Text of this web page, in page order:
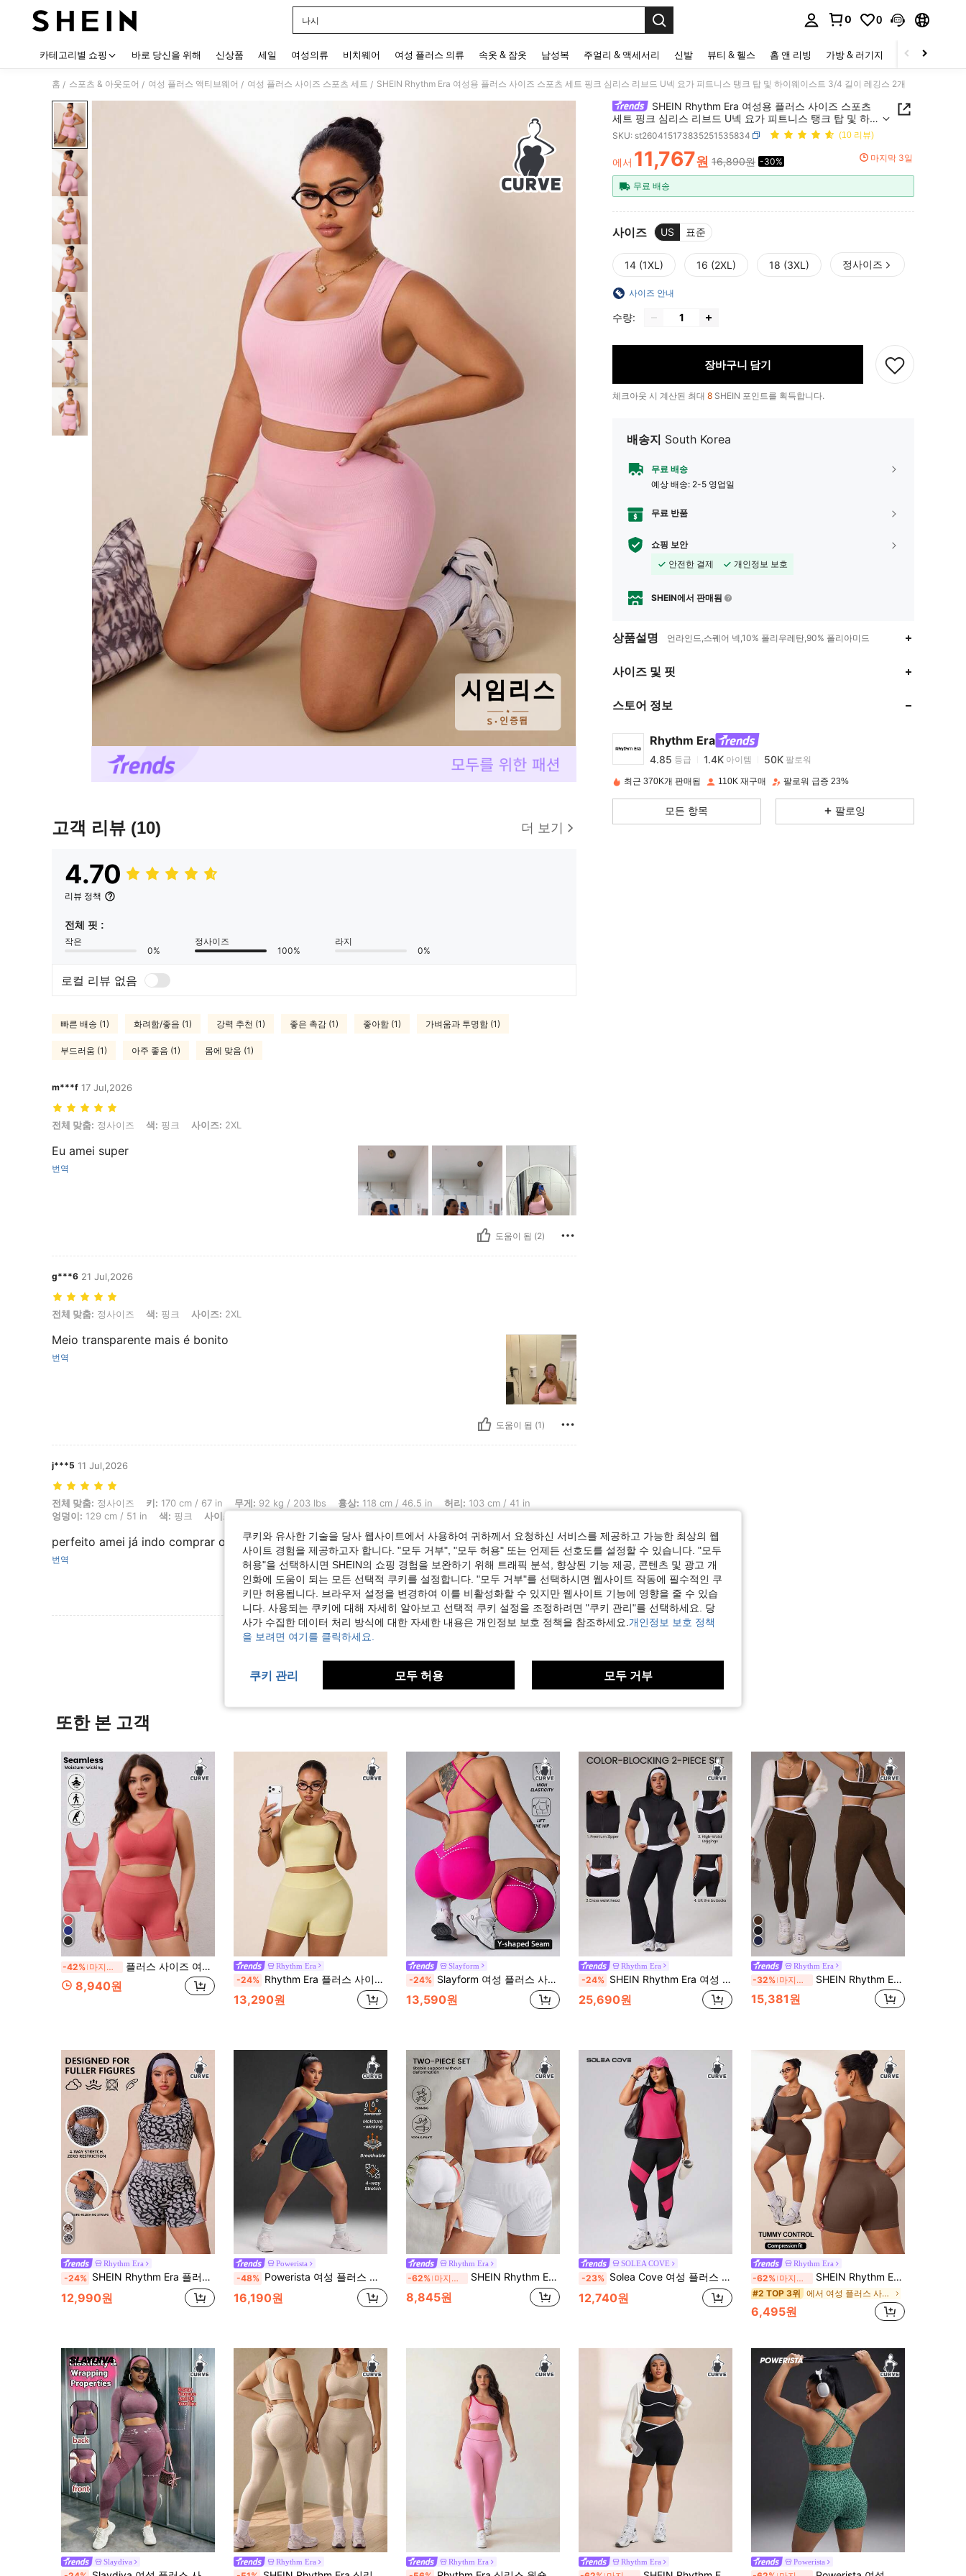
나시
0 0
카테고리별 쇼핑 바로 당신을 위해 신상품 세일 여성의류 비치웨어 여성 플러스 의류 속옷 & 잠옷 남성복 주얼리 & 액세서리 신발 뷰티 & 헬스 홈 앤 리빙 가방 & 러기지 스포츠 & 아웃
홈 / 스포츠 & 아웃도어 / 여성 플러스 액티브웨어 / 여성 플러스 사이즈 스포츠 세트 / SHEIN Rhythm Era 여성용 플러스 사이즈 스포츠 세트 핑크 심리스 리브드 U넥 요가 피트니스 탱크 탑 및 하이웨이스트 3/4 길이 레깅스 2개
고객 리뷰 (10) 더 보기
4.70
리뷰 정책
전체 핏 :
작은
0%
정사이즈
100%
라지
0%
로컬 리뷰 없음
빠른 배송 (1) 화려함/좋음 (1) 강력 추천 (1) 좋은 촉감 (1) 좋아함 (1) 가벼움과 투명함 (1)
부드러움 (1) 아주 좋음 (1) 몸에 맞음 (1)
m***f 17 Jul,2026
전체 맞춤: 정사이즈, 색: 핑크, 사이즈: 2XL
전체 맞춤: 정사이즈 색: 핑크 사이즈: 2XL
Eu amei super
번역
도움이 됨 (2)
g***6 21 Jul,2026
전체 맞춤: 정사이즈, 색: 핑크, 사이즈: 2XL
전체 맞춤: 정사이즈 색: 핑크 사이즈: 2XL
Meio transparente mais é bonito
번역
도움이 됨 (1)
j***5 11 Jul,2026
전체 맞춤: 정사이즈, 키: 170 cm / 67 in, 무게: 92 kg / 203 lbs, 흉상: 118 cm / 46.5 in, 허리: 103 cm / 41 in, 엉덩이: 129 cm / 51 in, 색: 핑크, 사이즈: 1XL
전체 맞춤: 정사이즈 키: 170 cm / 67 in 무게: 92 kg / 203 lbs 흉상: 118 cm / 46.5 in 허리: 103 cm / 41 in
엉덩이: 129 cm / 51 in 색: 핑크 사이즈:
perfeito amei já indo comprar outros
번역
도움이 됨 (0)
리뷰 더 보기
SHEIN Rhythm Era 여성용 플러스 사이즈 스포츠
세트 핑크 심리스 리브드 U넥 요가 피트니스 탱크 탑 및 하이
웨이스트 3/4 길이 레깅스 2개
SKU: st260415173835251535834 (10 리뷰)
PRICE AND AVAILABILITY
에서 11,767원 16,890원 -30% 마지막 3일
무료 배송
사이즈 US 표준
14 (1XL) 16 (2XL) 18 (3XL) 정사이즈
사이즈 안내
수량:
장바구니 담기
체크아웃 시 계산된 최대 8 SHEIN 포인트를 획득합니다.
배송지 South Korea
무료 배송
예상 배송: 2-5 영업일
무료 반품
쇼핑 보안
안전한 결제
개인정보 보호
SHEIN에서 판매됨
상품설명 언라인드,스퀘어 넥,10% 폴리우레탄,90% 폴리아미드
사이즈 및 핏
스토어 정보
Rhythm Era
4.85
4.85
4.85 등급 1.4K 아이템 50K 팔로워
y***3 이(가)하루 전에지불됨
4.85 1.4K 50K
최근 370K개 판매됨 110K 재구매 팔로워 급증 23%
모든 항목 팔로잉
또한 본 고객
-42% 마지막 2일 플러스 사이즈 여성 2개 중간 지지대 발목 롭 골지 무봉제 탈착식 컵 운동 스포츠 브라, 오가 골지 무봉제 운동 하이 웨이스트 애슬레틱 레깅스 반바지 스포츠
8,940원
Rhythm Era
-24% Rhythm Era 플러스 사이즈 여성용 심리스 스포츠 요가 홀터넥 탱크탑 & 반바지 세트/하이웨스트 복부 조절 피치 엉덩이/패션 섹시/편안한 다용도/
13,290원
Slayform
-24% Slayform 여성 플러스 사이즈 심리스 요가 탱크 탑 & 쇼츠 세트 / 크리스크로스 백 스트랩 / 패셔너블 & 섹시 / 다용도 / 편안한 하이웨스트 복부 컨트롤 & 엉덩이 리프팅 / 피트니스 운동 / 야외 러닝
13,590원
Rhythm Era
-24% SHEIN Rhythm Era 여성 플러스 사이즈 스포츠 세트, 블랙 & 화이트 대비 컬러 라펠 지퍼 반팔 탑, V-허리 사이드 스트라이프 플레어 팬츠, 섹시한 스타일 피트니스 2피스 세트
25,690원
Rhythm Era
-32% 마지막 3일 SHEIN Rhythm Era 심리스 고탄력 여성용 트림 탱크탑 및 레깅스 스포츠 세트
15,381원
Rhythm Era
-24% SHEIN Rhythm Era 플러스 사이즈 표범 무늬 크롭 탱크 탑 반바지 스포츠 세트 짐 스포츠 그레이 여름
12,990원
Powerista
-48% Powerista 여성 플러스 사이즈 컬러블록 레터 프린트 탑 및 반바지 캐주얼 일상 스포츠 세트
16,190원
Rhythm Era
-62% 마지막 2일 SHEIN Rhythm Era 여성 플러스 사이즈 탱크탑 및 반바지 스포츠 세트
8,845원
SOLEA COVE
-23% Solea Cove 여성 플러스 사이즈 스포츠 요가 야외 헬스장 운동 세트, 넓은 스트랩 스포츠 브라, 대비색 스트랩 민소매 스포츠 탱크 탑, Y자형 백, 레터링 직조 스트랩, 루즈 헴 탱크 티셔츠, 스포츠 레깅스, 대각선 대비색 타이트 팬츠
12,740원
Rhythm Era
-62% 마지막 2일 SHEIN Rhythm Era 2개 여성 플러스 사이즈 리브드 심리스 U넥 스포츠 탱크탑 및 반바지 세트, 요가 의상 하이웨스트 고탄력 3/4 길이 반바지 세트
#2 TOP 3위 에서 여성 플러스 사이즈 스포츠 세트
6,495원
Slaydiva Rhythm Era Rhythm Era Rhythm Era Powerista
쿠키와 유사한 기술을 당사 웹사이트에서 사용하여 귀하께서 요청하신 서비스를 제공하고 가능한 최상의 웹
사이트 경험을 제공하고자 합니다. "모두 거부", "모두 허용" 또는 언제든 선호도를 설정할 수 있습니다. "모두
허용"을 선택하시면 SHEIN의 쇼핑 경험을 보완하기 위해 트래픽 분석, 향상된 기능 제공, 콘텐츠 및 광고 개
인화에 도움이 되는 모든 선택적 쿠키를 설정합니다. "모두 거부"를 선택하시면 웹사이트 작동에 필수적인 쿠
키만 허용됩니다. 브라우저 설정을 변경하여 이를 비활성화할 수 있지만 웹사이트 기능에 영향을 줄 수 있습
니다. 사용되는 쿠키에 대해 자세히 알아보고 선택적 쿠키 설정을 조정하려면 "쿠키 관리"를 선택하세요. 당
사가 수집한 데이터 처리 방식에 대한 자세한 내용은 개인정보 보호 정책을 참조하세요. 개인정보 보호 정책
을 보려면 여기를 클릭하세요.
쿠키 관리 모두 허용 모두 거부